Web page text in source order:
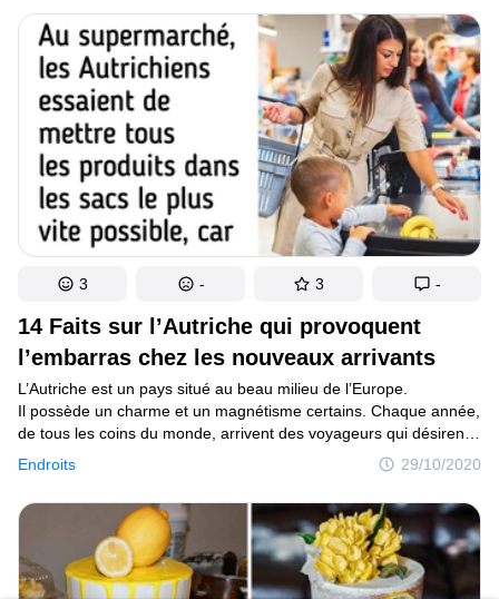
fonctionnalité. Il arrive aussi que certains paraissent totalement
absurdes.
14 Faits sur l’Autriche qui provoquent
l’embarras chez les nouveaux arrivants
Endroits 29/10/2020
L’Autriche est un pays situé au beau milieu de l’Europe.
Il possède un charme et un magnétisme certains. Chaque année,
de tous les coins du monde, arrivent des voyageurs qui désirent
dévaler les pistes des stations de ski alpines bien connues,
ou plonger dans l’histoire en faisant connaissance avec le riche
héritage culturel du pays. Les paysages des montagnes
et l’architecture des villes inspirent et passionnent, et pour ceux
qui ont déjà ressenti cela, ils y reviennent encore et encore.
3 - 3 -